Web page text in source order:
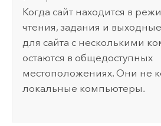
Когда сайт находится в
чтения, задания и
для сайта с несколькими
остаются в общедоступных
местоположениях. Они не
локальные компьютеры.